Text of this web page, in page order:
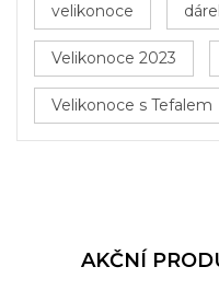
velikonoce
Velikonoce 2023
Velikonoce s Tefalem
AKČNÍ